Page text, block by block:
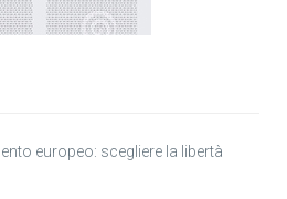
europeo: scegliere la libertà